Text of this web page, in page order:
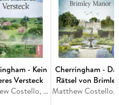
- Kein
Versteck
Matthew Costello, Neil Richards
Cherringham -
Rätsel von Brimley
Manor